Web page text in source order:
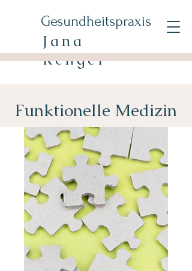
Gesundheitspraxis
Jana
Renger
Funktionelle Medizin